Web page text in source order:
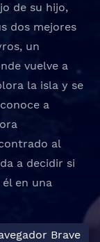
de su hijo,
dos mejores
un
vuelve a
la isla y se
a
al
a decidir si
en una
Brave